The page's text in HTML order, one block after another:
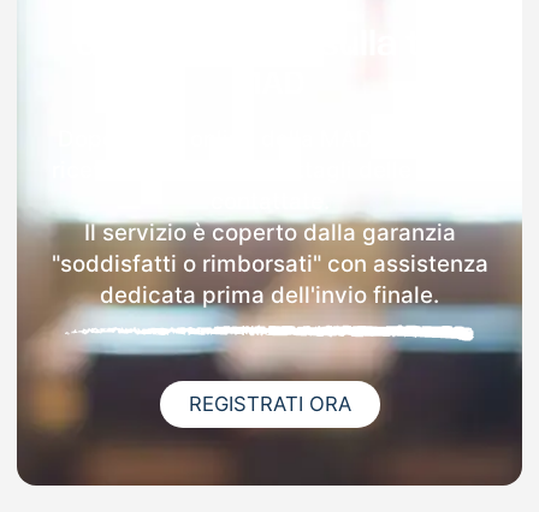
Il servizio è coperto dalla garanzia
"soddisfatti o rimborsati" con assistenza
dedicata prima dell'invio finale.
REGISTRATI ORA